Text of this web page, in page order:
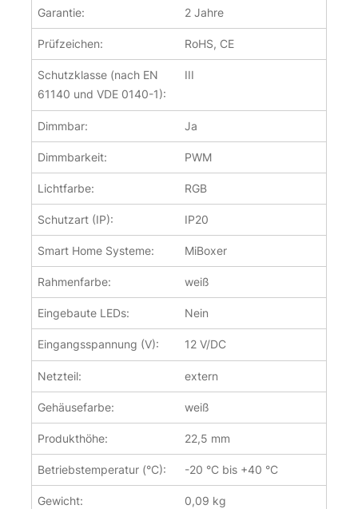
Garantie: 2 Jahre
Prüfzeichen: RoHS, CE
Schutzklasse (nach EN
61140 und VDE 0140-1):
III
Dimmbar: Ja
Dimmbarkeit: PWM
Lichtfarbe: RGB
Schutzart (IP): IP20
Smart Home Systeme: MiBoxer
Rahmenfarbe: weiß
Eingebaute LEDs: Nein
Eingangsspannung (V): 12 V/DC
Netzteil: extern
Gehäusefarbe: weiß
Produkthöhe: 22,5 mm
Betriebstemperatur (°C): -20 °C bis +40 °C
Gewicht: 0,09 kg